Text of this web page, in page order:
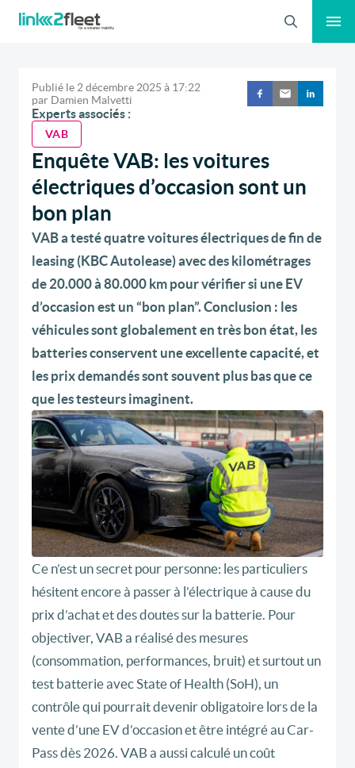
Recherche
Publié le2 décembre 2025 à 17:22
par Damien Malvetti
Experts associés :
VAB
Enquête VAB: les voitures
électriques d’occasion sont un
bon plan
VAB a testé quatre voitures électriques de fin de
leasing (KBC Autolease) avec des kilométrages
de 20.000 à 80.000 km pour vérifier si une EV
d’occasion est un “bon plan”. Conclusion : les
véhicules sont globalement en très bon état, les
batteries conservent une excellente capacité, et
les prix demandés sont souvent plus bas que ce
que les testeurs imaginent.
Ce n’est un secret pour personne: les particuliers
hésitent encore à passer à l’électrique à cause du
prix d’achatet desdoutes sur la batterie. Pour
objectiver, VAB a réalisé des mesures
(consommation, performances, bruit) et surtout un
test batterie avec State of Health (SoH), un
contrôle qui pourrait devenirobligatoire lors de la
vente d’une EV d’occasionet être intégré auCar-
Pass dès 2026. VAB a aussi calculé uncoût